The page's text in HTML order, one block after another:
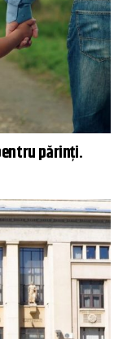
părinți.